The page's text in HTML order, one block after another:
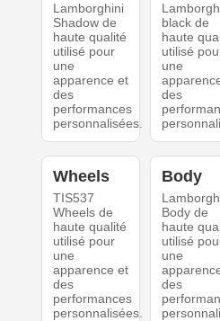
Lamborghini
Shadow de
haute qualité
utilisé pour
une
apparence et
des
performances
personnalisées.
black de
haute
utilisé
une
des
Wheels
TIS537
Wheels de
haute qualité
utilisé pour
une
apparence et
des
performances
personnalisées.
Body
Body de
haute
utilisé
une
des